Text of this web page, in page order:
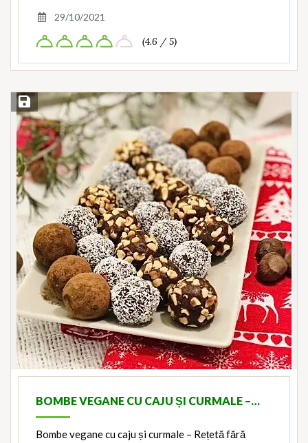
29/10/2021
(4.6 / 5)
Save Recipe
BOMBE VEGANE CU CAJU ȘI CURMALE –…
Bombe vegane cu caju și curmale – Rețetă fără